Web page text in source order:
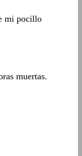
mi pocillo
muertas.